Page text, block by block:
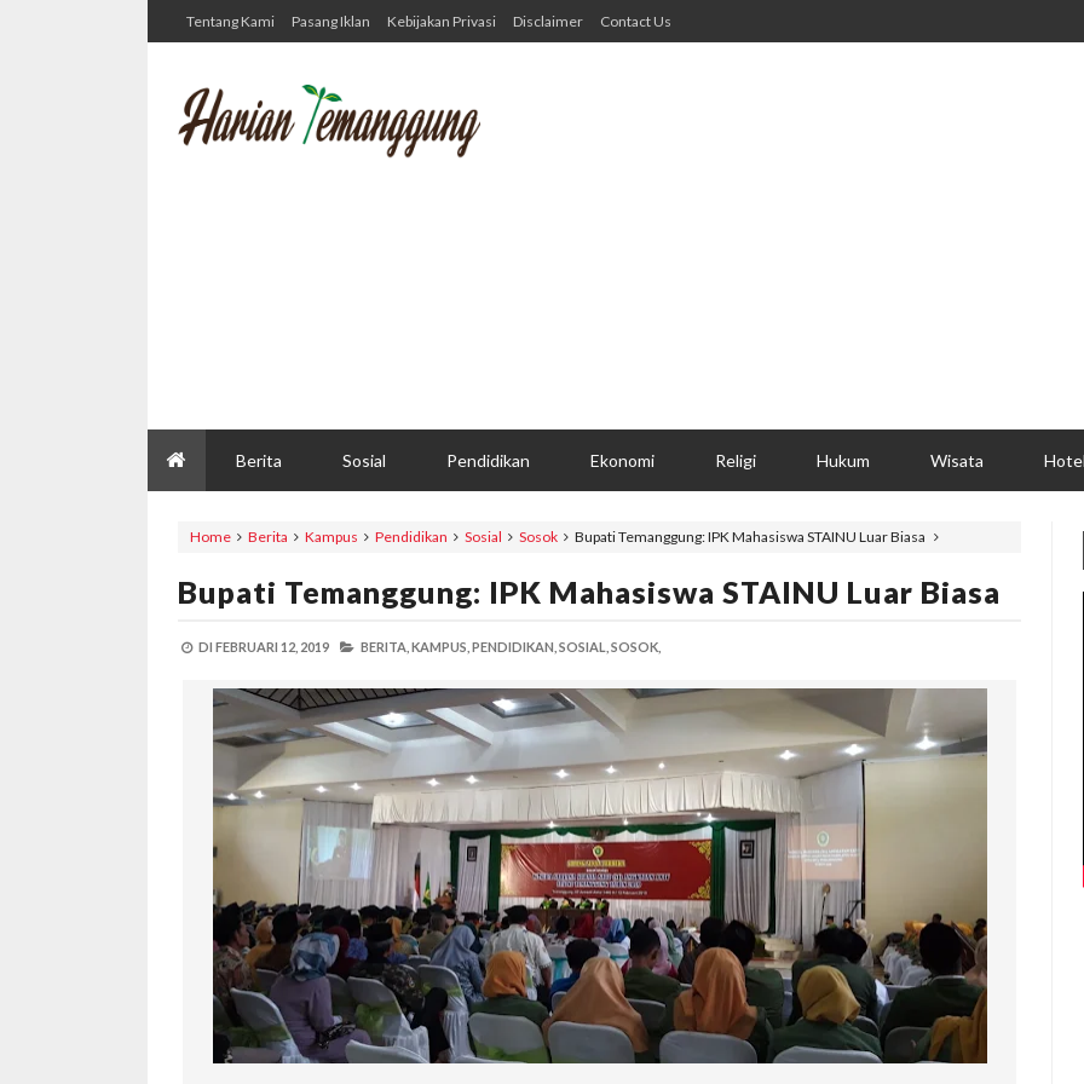
Tentang Kami Pasang Iklan Kebijakan Privasi Disclaimer Contact Us
Berita Sosial Pendidikan Ekonomi Religi Hukum Wisata Hotel
Home Berita Kampus Pendidikan Sosial Sosok Bupati Temanggung: IPK Mahasiswa STAINU Luar Biasa
Bupati Temanggung: IPK Mahasiswa STAINU Luar Biasa
DI FEBRUARI 12, 2019 BERITA, KAMPUS, PENDIDIKAN, SOSIAL, SOSOK,